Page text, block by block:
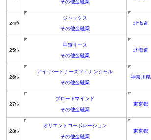
その他金融業
24位
ジャックス
その他金融業
北海道
25位
中道リース
その他金融業
北海道
26位
アイ･パートナーズフィナンシャル
その他金融業
神奈川県
27位
ブロードマインド
その他金融業
東京都
28位
オリエントコーポレーション
その他金融業
東京都